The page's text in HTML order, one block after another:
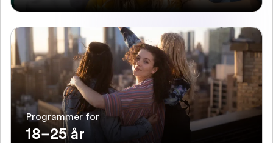
Programmer for
18–25 år